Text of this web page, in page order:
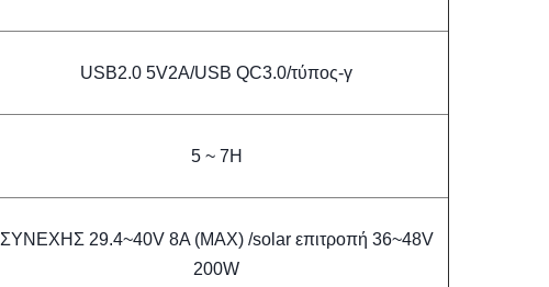
USB2.0 5V2A/USB QC3.0/τύπος-γ
5 ~ 7H
ΣΥΝΕΧΗΣ 29.4~40V 8A (MAX) /solar επιτροπή 36~48V
200W